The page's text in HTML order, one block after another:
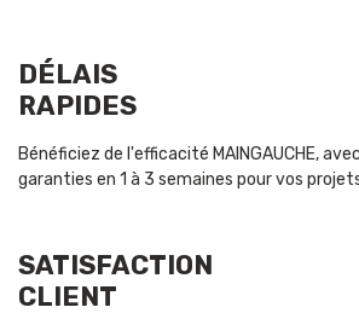
DÉLAIS
RAPIDES
Bénéficiez de l'efficacité MAINGAUCHE,
garanties en 1 à 3 semaines pour vos
SATISFACTION
CLIENT